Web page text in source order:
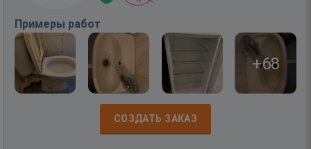
Примеры работ
+68
СОЗДАТЬ ЗАКАЗ